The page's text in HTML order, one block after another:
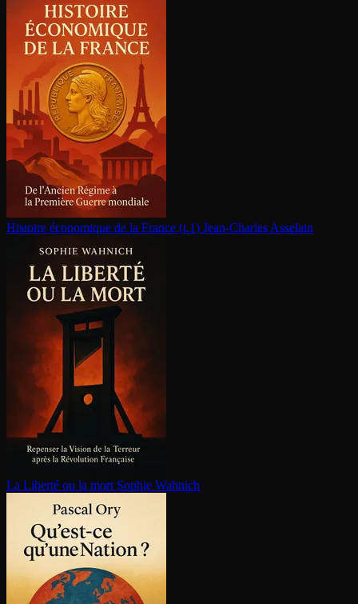
Histoire économique de la France (t.1) Jean-Charles Asselain
La Liberté ou la mort Sophie Wahnich